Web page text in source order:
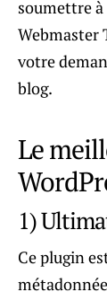
soumettre à
Webmaster
votre
blog.
Le
1)
Ce plugin